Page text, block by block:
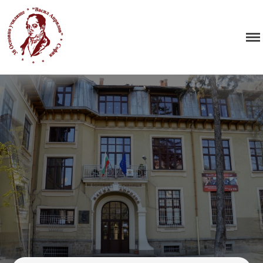
Начало
Училището
Нормативна уредба
Прием
Проекти и дейности
Седмично разписание
Галерия
Контакти